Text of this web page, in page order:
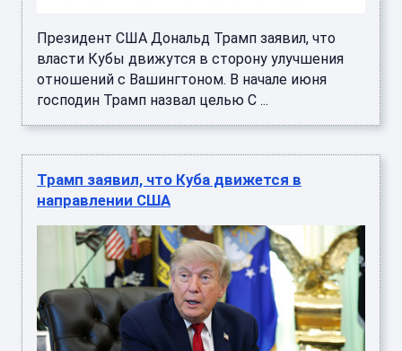
Президент США Дональд Трамп заявил, что
власти Кубы движутся в сторону улучшения
отношений с Вашингтоном. В начале июня
господин Трамп назвал целью С ...
Трамп заявил, что Куба движется в
направлении США